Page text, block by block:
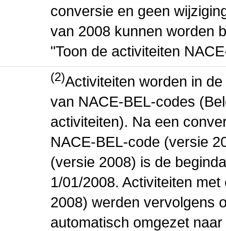
conversie en geen
van 2008 kunnen worden
"Toon de activiteiten
(2)Activiteiten worden in
van NACE-BEL-codes
activiteiten). Na een
NACE-BEL-code (versie
(versie 2008) is de
1/01/2008. Activiteiten
2008) werden vervolgens
automatisch omgezet